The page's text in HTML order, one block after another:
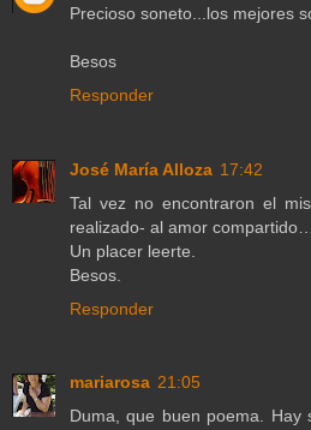
Precioso soneto...los mejores
Besos
Responder
José María Alloza 17:42
Tal vez no encontraron el
realizado- al amor compartido…
Un placer leerte.
Besos.
Responder
mariarosa 21:05
Duma, que buen poema. Hay